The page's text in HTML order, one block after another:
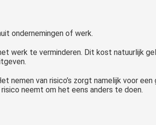
ondernemingen of werk.
werk te verminderen. Dit kost natuurlijk
nemen van risico’s zorgt namelijk voor
neemt om het eens anders te doen.